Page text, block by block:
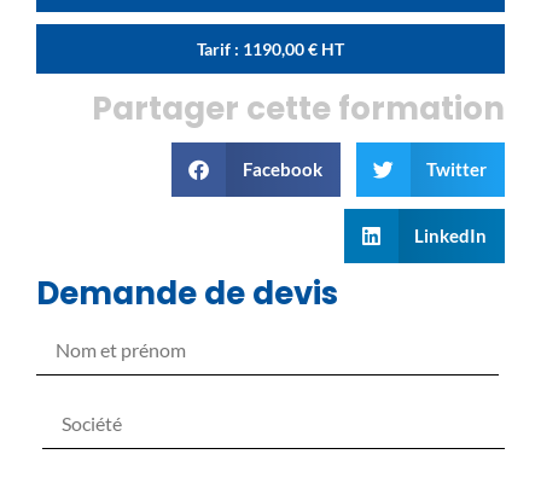
Tarif : 1190,00€ HT
Partager cette formation
Facebook Twitter
LinkedIn
Demande de devis